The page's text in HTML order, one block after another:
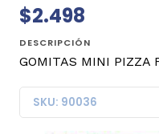
$2.498
DESCRIPCIÓN
GOMITAS MINI PIZZA
SKU: 90036